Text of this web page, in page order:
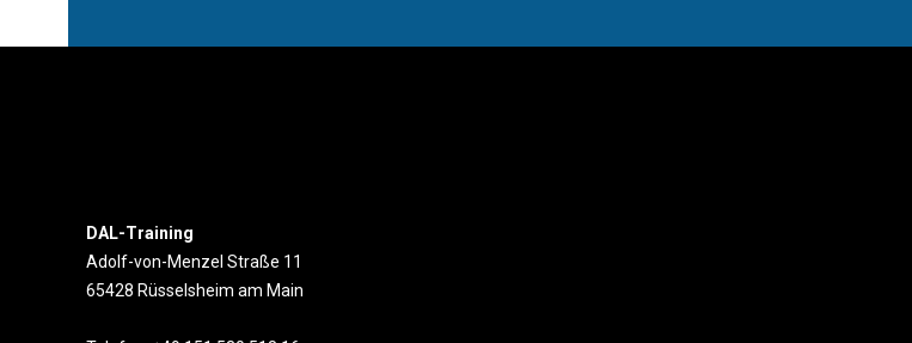
DAL-Training
Adolf-von-Menzel Straße 11
65428 Rüsselsheim am Main